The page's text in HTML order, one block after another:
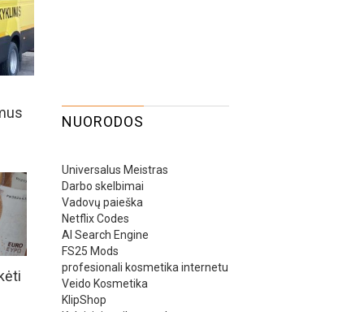
NUORODOS
Universalus Meistras
Darbo skelbimai
Vadovų paieška
Netflix Codes
AI Search Engine
FS25 Mods
profesionali kosmetika internetu
Veido Kosmetika
KlipShop